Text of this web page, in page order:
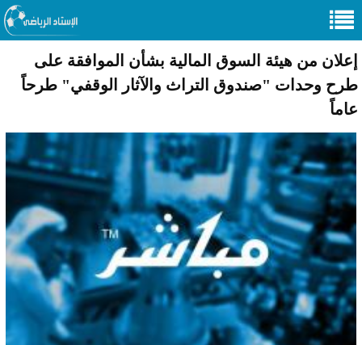
إعلان من هيئة السوق المالية بشأن الموافقة على
طرح وحدات "صندوق التراث والآثار الوقفي" طرحاً
عاماً